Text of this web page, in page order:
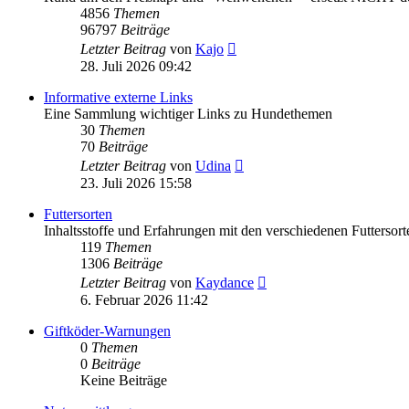
4856 Themen
96797 Beiträge
Letzter Beitrag von Kajo
28. Juli 2026 09:42
Informative externe Links
Eine Sammlung wichtiger Links zu Hundethemen
30 Themen
70 Beiträge
Letzter Beitrag von Udina
23. Juli 2026 15:58
Futtersorten
Inhaltsstoffe und Erfahrungen mit den verschiedenen
119 Themen
1306 Beiträge
Letzter Beitrag von Kaydance
6. Februar 2026 11:42
Giftköder-Warnungen
0 Themen
0 Beiträge
Keine Beiträge